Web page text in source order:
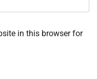
in this browser for